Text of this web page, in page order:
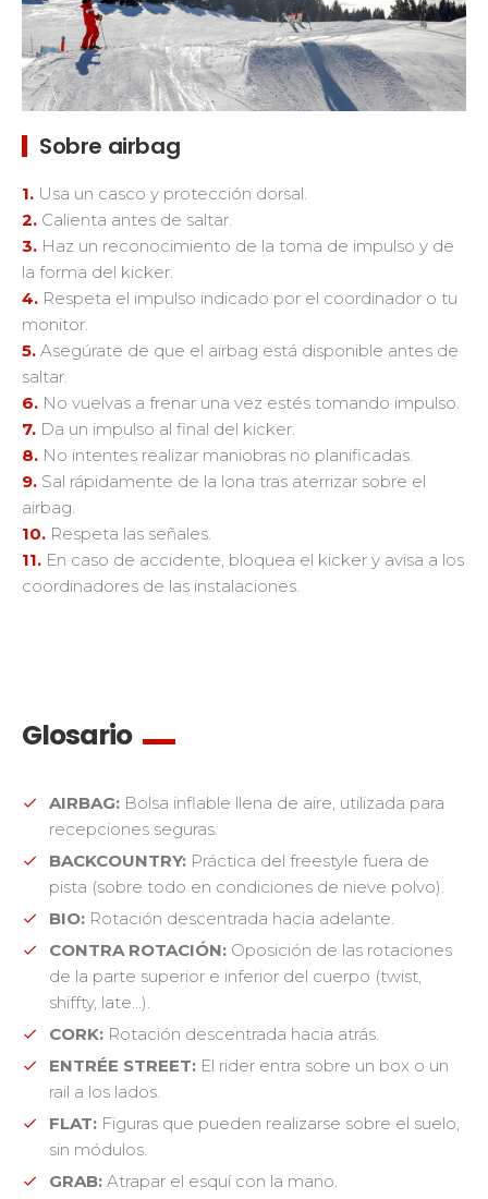
Sobre airbag
1. Usa un casco y protección dorsal.
2. Calienta antes de saltar.
3. Haz un reconocimiento de la toma de impulso y de
la forma del kicker.
4. Respeta el impulso indicado por el coordinador o tu
monitor.
5. Asegúrate de que el airbag está disponible antes de
saltar.
6. No vuelvas a frenar una vez estés tomando impulso.
7. Da un impulso al final del kicker.
8. No intentes realizar maniobras no planificadas.
9. Sal rápidamente de la lona tras aterrizar sobre el
airbag.
10. Respeta las señales.
11. En caso de accidente, bloquea el kicker y avisa a los
coordinadores de las instalaciones.
Glosario
AIRBAG: Bolsa inflable llena de aire, utilizada para
recepciones seguras.
BACKCOUNTRY: Práctica del freestyle fuera de
pista (sobre todo en condiciones de nieve polvo).
BIO: Rotación descentrada hacia adelante.
CONTRA ROTACIÓN: Oposición de las rotaciones
de la parte superior e inferior del cuerpo (twist,
shiffty, late...).
CORK: Rotación descentrada hacia atrás.
ENTRÉE STREET: El rider entra sobre un box o un
rail a los lados.
FLAT: Figuras que pueden realizarse sobre el suelo,
sin módulos.
GRAB: Atrapar el esquí con la mano.